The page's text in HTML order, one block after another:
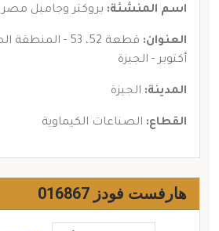
اسم المنشئة: بروكتر وجامبل مصر 01014848
العنوان:
أكتوبر - الجيزة
المدينة: الجيزة
القطاع: الصناعات الكيماوية
هارفست فودز 016867